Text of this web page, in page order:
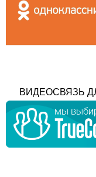
ВИДЕОСВЯЗЬ